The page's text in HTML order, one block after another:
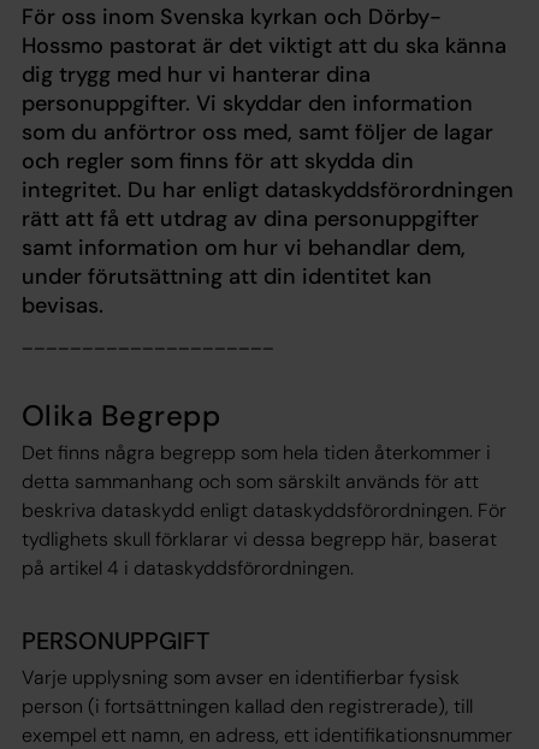
För oss inom Svenska kyrkan och Dörby-
Hossmo pastorat är det viktigt att du ska känna
dig trygg med hur vi hanterar dina
personuppgifter. Vi skyddar den information
som du anförtror oss med, samt följer de lagar
och regler som finns för att skydda din
integritet. Du har enligt dataskyddsförordningen
rätt att få ett utdrag av dina personuppgifter
samt information om hur vi behandlar dem,
under förutsättning att din identitet kan
bevisas.
Olika Begrepp
Det finns några begrepp som hela tiden återkommer i
detta sammanhang och som särskilt används för att
beskriva dataskydd enligt dataskyddsförordningen. För
tydlighets skull förklarar vi dessa begrepp här, baserat
på artikel 4 i dataskyddsförordningen.
PERSONUPPGIFT
Varje upplysning som avser en identifierbar fysisk
person (i fortsättningen kallad den registrerade), till
exempel ett namn, en adress, ett identifikationsnummer